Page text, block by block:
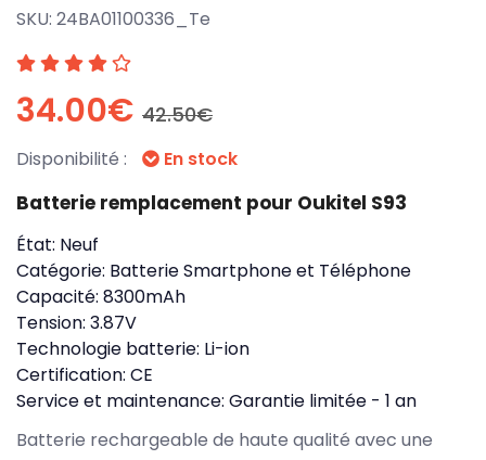
SKU: 24BA01100336_Te
34.00€ 42.50€
Disponibilité : En stock
Batterie remplacement pour Oukitel S93
État: Neuf
Catégorie: Batterie Smartphone et Téléphone
Capacité: 8300mAh
Tension: 3.87V
Technologie batterie: Li-ion
Certification: CE
Service et maintenance: Garantie limitée - 1 an
Batterie rechargeable de haute qualité avec une